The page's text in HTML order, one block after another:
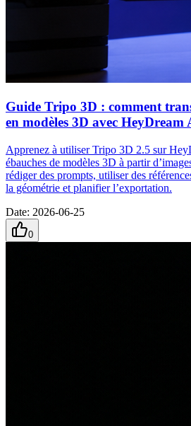
Guide Tripo 3D : comment
en modèles 3D avec HeyDream
Apprenez à utiliser Tripo 3D 2.5 sur
ébauches de modèles 3D à partir
rédiger des prompts, utiliser des
la géométrie et planifier l’exportation.
Date: 2026-06-25
0